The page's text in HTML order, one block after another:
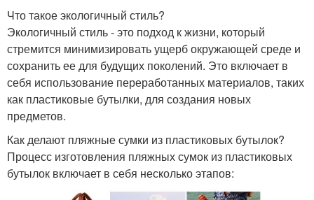
Что такое экологичный стиль?
Экологичный стиль - это подход к жизни, который
стремится минимизировать ущерб окружающей среде и
сохранить ее для будущих поколений. Это включает в
себя использование переработанных материалов, таких
как пластиковые бутылки, для создания новых
предметов.
Как делают пляжные сумки из пластиковых бутылок?
Процесс изготовления пляжных сумок из пластиковых
бутылок включает в себя несколько этапов: